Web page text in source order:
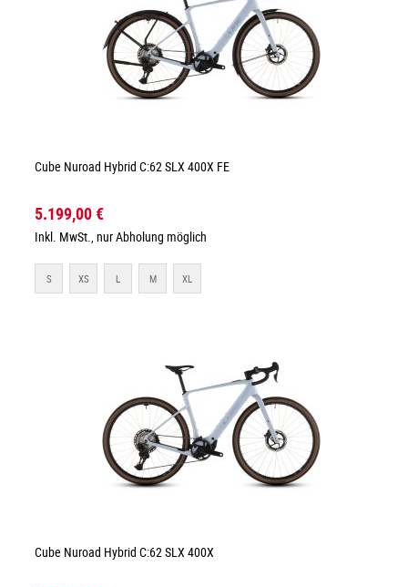
Cube Nuroad Hybrid C:62 SLX 400X FE
5.199,00 €
Inkl. MwSt., nur Abholung möglich
S XS L M XL
Cube Nuroad Hybrid C:62 SLX 400X